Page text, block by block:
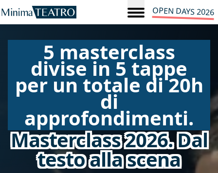
OPEN DAYS 2026
5 masterclass
divise in 5 tappe
per un totale di 20h
di
approfondimenti.
Masterclass 2026. Dal
testo alla scena